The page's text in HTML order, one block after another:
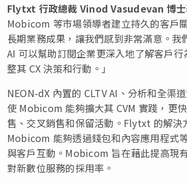
Flytxt 行政總裁 Vinod Vasudevan 博士
Mobicom 等市場領導者建立持久的客戶
長期業務成果，讓我們感到非常滿意。我
AI 可以幫助訂閱企業更深入地了解客戶行
整其 CX 決策和行動。」
NEON-dX 內置的 CLTV AI、分析和全渠
使 Mobicom 能夠擴大其 CVM 實踐，更
售、交叉銷售和保留活動。Flytxt 的解決
Mobicom 能夠透過錢包和內容應用程式
與客戶互動。Mobicom 旨在藉此提高現
對新數位服務的採用率。